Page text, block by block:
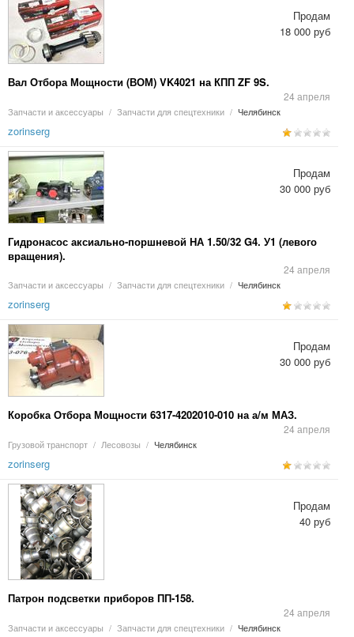
Вал Отбора Мощности (ВОМ) VK4021 на КПП ZF 9S.
24 апреля
Запчасти и аксессуары / Запчасти для спецтехники / Челябинск
Продам
18 000 руб
zorinserg
Гидронасос аксиально-поршневой НА 1.50/32 G4. У1 (левого
вращения).
24 апреля
Запчасти и аксессуары / Запчасти для спецтехники / Челябинск
Продам
30 000 руб
zorinserg
Коробка Отбора Мощности 6317-4202010-010 на а/м МАЗ.
24 апреля
Грузовой транспорт / Лесовозы / Челябинск
Продам
30 000 руб
zorinserg
Патрон подсветки приборов ПП-158.
24 апреля
Запчасти и аксессуары / Запчасти для спецтехники / Челябинск
Продам
40 руб